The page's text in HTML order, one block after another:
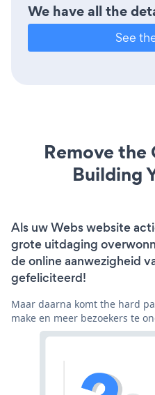
We have all the
See
Remove the
Building
Als uw Webs website
grote uitdaging
de online aanwezigheid
gefeliciteerd!
Maar daarna komt the hard
make en meer bezoekers te